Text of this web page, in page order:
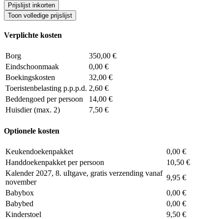
Toon volledige prijslijst
Prijslijst inkorten
Verplichte kosten
Borg
350,00 €
Eindschoonmaak
0,00 €
Boekingskosten
32,00 €
Toeristenbelasting p.p.p.d. 2,60 €
Beddengoed per persoon
14,00 €
Huisdier (max. 2)
7,50 €
Optionele kosten
Keukendoekenpakket
0,00 €
Handdoekenpakket per persoon
10,50 €
Kalender 2027, 8. uItgave, gratis verzending vanaf
november
9,95 €
Babybox
0,00 €
Babybed
0,00 €
Kinderstoel
9,50 €